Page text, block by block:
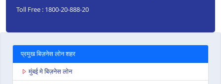
Toll Free : 1800-20-888-20
प्रमुख बिज़नेस लोन शहर
मुंबई मे बिज़नेस लोन